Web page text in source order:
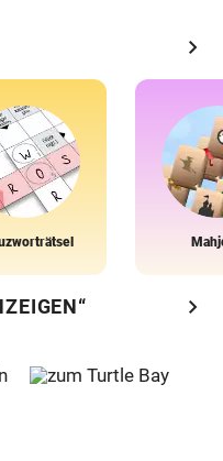
chevron_right
chevron_right